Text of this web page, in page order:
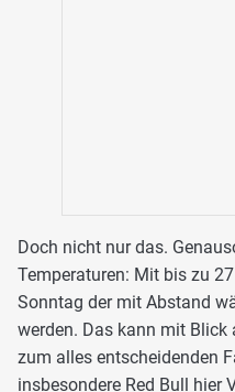
Doch nicht nur das.
Temperaturen: Mit bis zu
Sonntag der mit Abstand
werden. Das kann mit Blick
zum alles entscheidenden
insbesondere Red Bull hier